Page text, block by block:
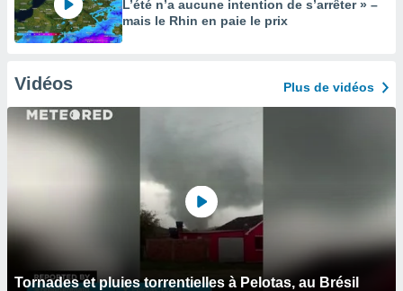
L’été n’a aucune intention de s’arrêter » –
mais le Rhin en paie le prix
Vidéos Plus de vidéos
Tornades et pluies torrentielles à Pelotas, au Brésil